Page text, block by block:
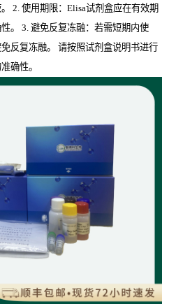
2. 使用期限：Elisa试剂盒应在有效期
。 3. 避免反复冻融：若需短期内使
反复冻融。 请按照试剂盒说明书进行
确性。